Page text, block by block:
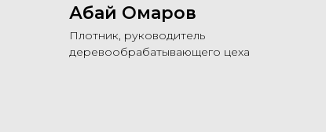
Абай Омаров
Плотник, руководитель
деревообрабатывающего цеха